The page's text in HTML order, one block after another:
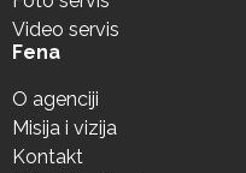
Video servis
Fena
O agenciji
Misija i vizija
Kontakt